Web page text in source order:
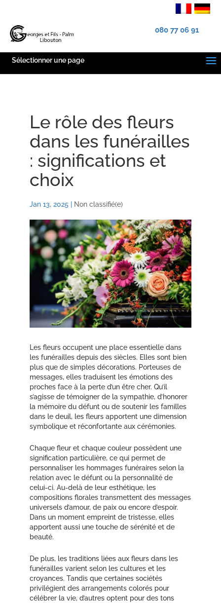
080 77 06 91
Sélectionner une page
Le rôle des fleurs
dans les funérailles
: significations et
choix
Jan 13, 2025| Non classifié(e)
Les fleurs occupent une place essentielle dans
les funérailles depuis des siècles. Elles sont bien
plus que de simples décorations. Porteuses de
messages, elles traduisent les émotions des
proches face à la perte d’un être cher. Qu’il
s’agisse de témoigner de la sympathie, d’honorer
la mémoire du défunt ou de soutenir les familles
dans le deuil, les fleurs apportent une dimension
symbolique et réconfortante aux cérémonies.
Chaque fleur et chaque couleur possèdent une
signification particulière, ce qui permet de
personnaliser les hommages funéraires selon la
relation avec le défunt ou la personnalité de
celui-ci. Au-delà de leur esthétique, les
compositions florales transmettent des messages
universels d’amour, de paix ou encore d’espoir.
Dans un moment empreint de tristesse, elles
apportent aussi une touche de sérénité et de
beauté.
De plus, les traditions liées aux fleurs dans les
funérailles varient selon les cultures et les
croyances. Tandis que certaines sociétés
privilégient des arrangements colorés pour
célébrer la vie, d’autres optent pour des tons